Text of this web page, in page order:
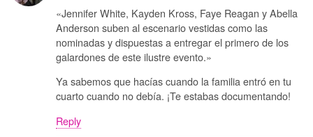
«Jennifer White, Kayden Kross, Faye Reagan y Abella
Anderson suben al escenario vestidas como las
nominadas y dispuestas a entregar el primero de los
galardones de este ilustre evento.»
Ya sabemos que hacías cuando la familia entró en tu
cuarto cuando no debía. ¡Te estabas documentando!
Reply